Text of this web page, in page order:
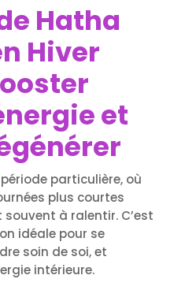
Hatha
Hiver
et
période particulière, où
plus courtes
à ralentir. C’est
idéale pour se
soin de soi, et
intérieure.